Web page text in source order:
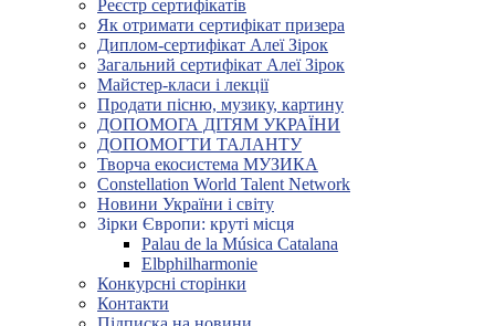
Реєстр сертифікатів
Як отримати сертифікат призера
Диплом-сертифікат Алеї Зірок
Загальний сертифікат Алеї Зірок
Майстер-класи і лекції
Продати пісню, музику, картину
ДОПОМОГА ДІТЯМ УКРАЇНИ
ДОПОМОГТИ ТАЛАНТУ
Творча екосистема МУЗИКА
Constellation World Talent Network
Новини України і світу
Зірки Європи: круті місця
Palau de la Música Catalana
Elbphilharmonie
Конкурсні сторінки
Контакти